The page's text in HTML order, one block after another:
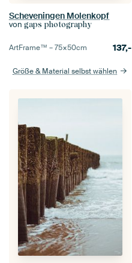
Scheveningen Molenkopf
von gaps photography
ArtFrame™ –75×50cm 137,-
Größe & Material selbst wählen